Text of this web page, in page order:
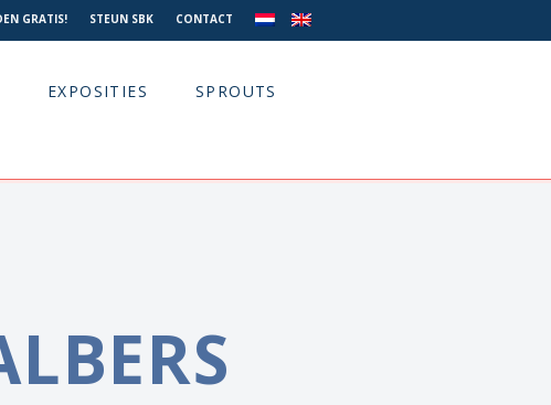
GRATIS! STEUN SBK CONTACT
EXPOSITIES SPROUTS